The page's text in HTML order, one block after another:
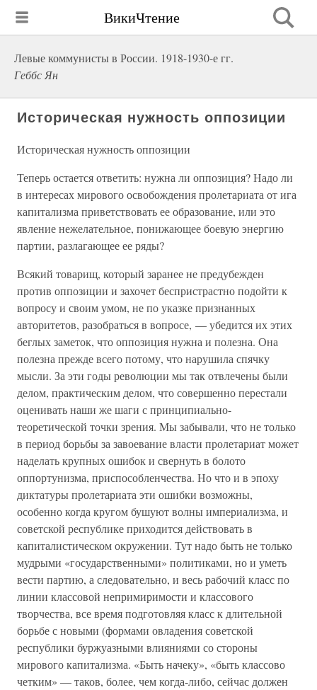
ВикиЧтение
Левые коммунисты в России. 1918-1930-е гг.
Геббс Ян
Историческая нужность оппозиции
Историческая нужность оппозиции
Теперь остается ответить: нужна ли оппозиция? Надо ли
в интересах мирового освобождения пролетариата от ига
капитализма приветствовать ее образование, или это
явление нежелательное, понижающее боевую энергию
партии, разлагающее ее ряды?
Всякий товарищ, который заранее не предубежден
против оппозиции и захочет беспристрастно подойти к
вопросу и своим умом, не по указке признанных
авторитетов, разобраться в вопросе, — убедится их этих
беглых заметок, что оппозиция нужна и полезна. Она
полезна прежде всего потому, что нарушила спячку
мысли. За эти годы революции мы так отвлечены были
делом, практическим делом, что совершенно перестали
оценивать наши же шаги с принципиально-
теоретической точки зрения. Мы забывали, что не только
в период борьбы за завоевание власти пролетариат может
наделать крупных ошибок и свернуть в болото
оппортунизма, приспособленчества. Но что и в эпоху
диктатуры пролетариата эти ошибки возможны,
особенно когда кругом бушуют волны империализма, и
советской республике приходится действовать в
капиталистическом окружении. Тут надо быть не только
мудрыми «государственными» политиками, но и уметь
вести партию, а следовательно, и весь рабочий класс по
линии классовой непримиримости и классового
творчества, все время подготовляя класс к длительной
борьбе с новыми (формами овладения советской
республики буржуазными влияниями со стороны
мирового капитализма. «Быть начеку», «быть классово
четким» — таков, более, чем когда-либо, сейчас должен